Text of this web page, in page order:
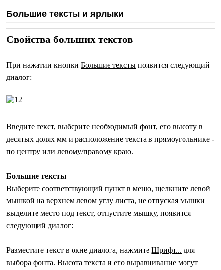
Большие тексты и ярлыки
Свойства больших текстов
При нажатии кнопкиБольшие тексты появится следующий
диалог:
Введите текст, выберите необходимый фонт, его высоту в
десятых долях мм и расположение текста в прямоугольнике -
по центру или левому/правому краю.
Большие тексты
Выберите соответствующий пункт в меню, щелкните левой
мышкой на верхнем левом углу листа, не отпуская мышки
выделите место под текст, отпустите мышку, появится
следующий диалог:
Разместите текст в окне диалога, нажмитеШрифт... для
выбора фонта. Высота текста и его выравнивание могут